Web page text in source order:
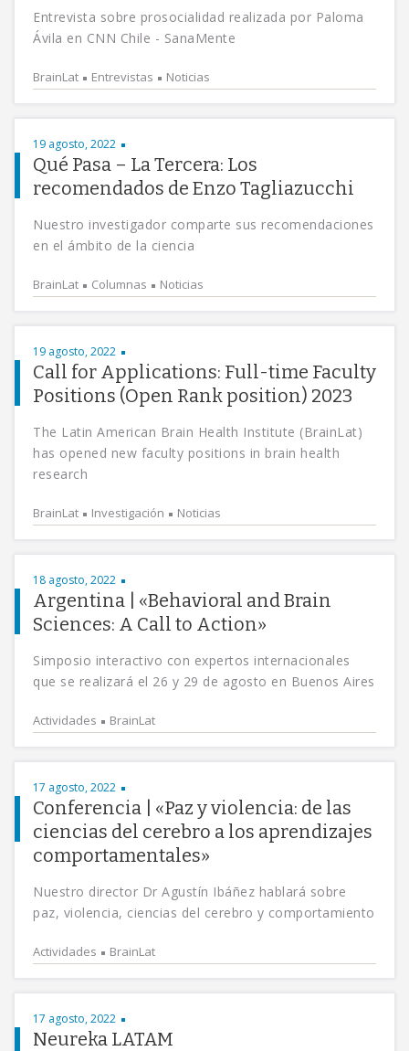
Entrevista sobre prosocialidad realizada por Paloma
Ávila en CNN Chile - SanaMente
BrainLat Entrevistas Noticias
19 agosto, 2022
Qué Pasa – La Tercera: Los
recomendados de Enzo Tagliazucchi
Nuestro investigador comparte sus recomendaciones
en el ámbito de la ciencia
BrainLat Columnas Noticias
19 agosto, 2022
Call for Applications: Full-time Faculty
Positions (Open Rank position) 2023
The Latin American Brain Health Institute (BrainLat)
has opened new faculty positions in brain health
research
BrainLat Investigación Noticias
18 agosto, 2022
Argentina | «Behavioral and Brain
Sciences: A Call to Action»
Simposio interactivo con expertos internacionales
que se realizará el 26 y 29 de agosto en Buenos Aires
Actividades BrainLat
17 agosto, 2022
Conferencia | «Paz y violencia: de las
ciencias del cerebro a los aprendizajes
comportamentales»
Nuestro director Dr Agustín Ibáñez hablará sobre
paz, violencia, ciencias del cerebro y comportamiento
Actividades BrainLat
17 agosto, 2022
Neureka LATAM